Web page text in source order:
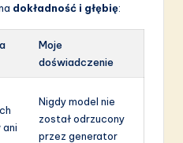
dokładność i głębię:
Moje
doświadczenie
Nigdy model nie
został odrzucony
przez generator